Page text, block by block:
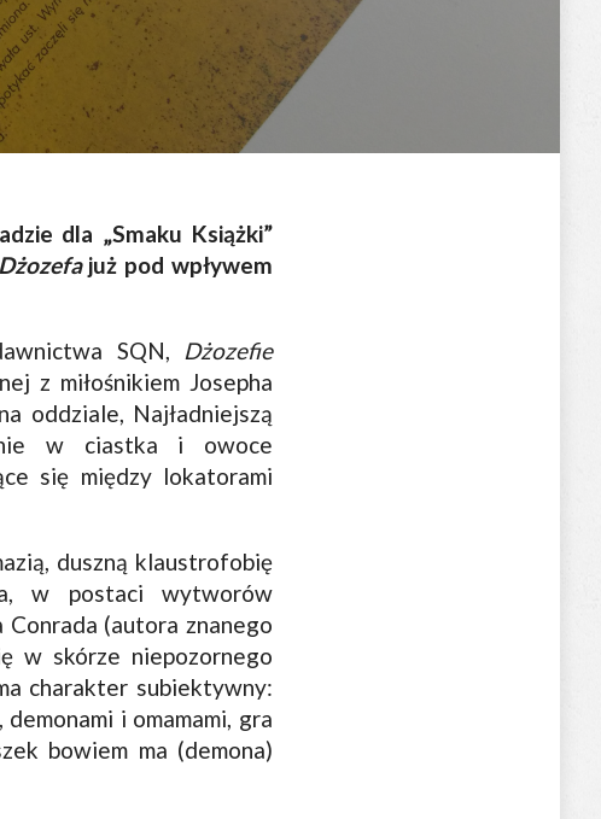
dla „Smaku Książki”
Dżozefajuż pod wpływem
SQN, Dżozefie
z miłośnikiem Josepha
oddziale, Najładniejszą
w ciastka i owoce
się między lokatorami
duszną klaustrofobię
w postaci wytworów
(autora znanego
w skórze niepozornego
charakter subiektywny:
i omamami, gra
bowiem ma (demona)